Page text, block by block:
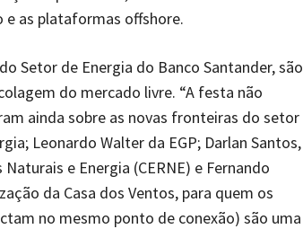
e as plataformas offshore.
Setor de Energia do Banco Santander, são
do mercado livre. “A festa não
ainda sobre as novas fronteiras do setor
Leonardo Walter da EGP; Darlan Santos,
e Energia (CERNE) e Fernando
da Casa dos Ventos, para quem os
no mesmo ponto de conexão) são uma